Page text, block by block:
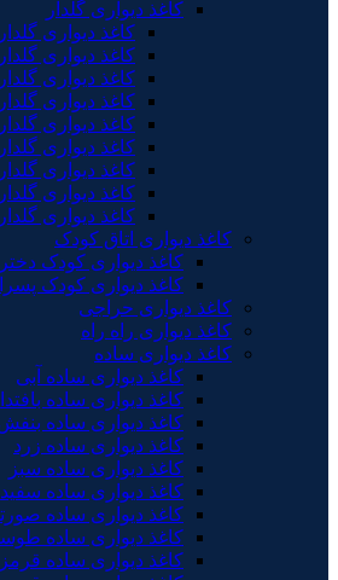
کاغذ دیواری گلدار
کاغذ دیواری
کاغذ دیواری
کاغذ دیواری
کاغذ دیواری
کاغذ دیواری
کاغذ دیواری
کاغذ دیواری
کاغذ دیواری
کاغذ دیواری
کاغذ دیواری اتاق کودک
کاغذ دیواری کودک
کاغذ دیواری کودک
کاغذ دیواری حراجی
کاغذ دیواری راه راه
کاغذ دیواری ساده
کاغذ دیواری ساده آبی
کاغذ دیواری ساده
کاغذ دیواری ساده
کاغذ دیواری ساده زرد
کاغذ دیواری ساده سبز
کاغذ دیواری ساده سفید
کاغذ دیواری ساده
کاغذ دیواری ساده
کاغذ دیواری ساده قرمز